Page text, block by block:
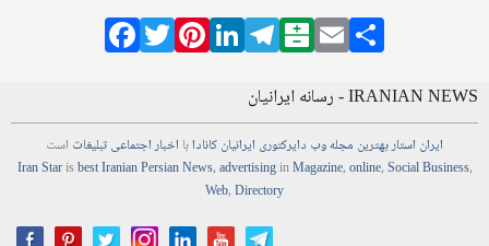
Facebook
TwitterPinterestLinkedIn
Telegram
Balatarin
Email
IRANIAN NEWS - رسانه ایرانیان
ایران استاربهترین مجلهوب دایرکتوری ایرانیان کانادابا اخباراجتماعیتبلیغات است
Iran Starisbest Iranian PersianNews,advertisinginMagazine,online,Social Business,
Web,Directory